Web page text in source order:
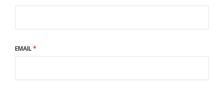
EMAIL*